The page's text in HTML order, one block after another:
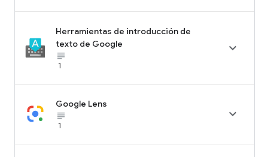
Herramientas de introducción de
texto de Google
subject_black
1

Google Lens
subject_black
1
